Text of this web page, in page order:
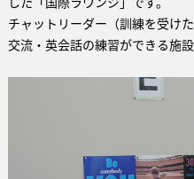
チャットリーダー（訓練を受け
交流・英会話の練習ができる施設